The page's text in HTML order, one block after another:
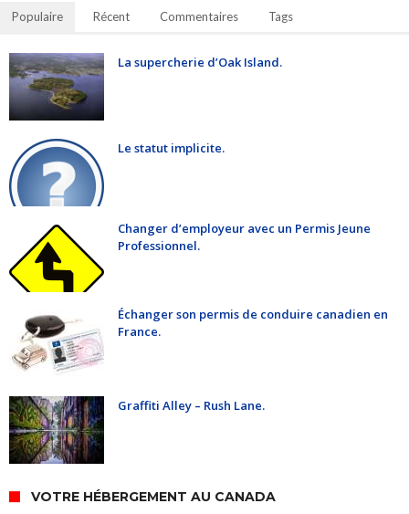
Populaire Récent Commentaires Tags
La supercherie d’Oak Island.
Le statut implicite.
Changer d’employeur avec un Permis Jeune
Professionnel.
Échanger son permis de conduire canadien en
France.
Graffiti Alley – Rush Lane.
VOTRE HÉBERGEMENT AU CANADA